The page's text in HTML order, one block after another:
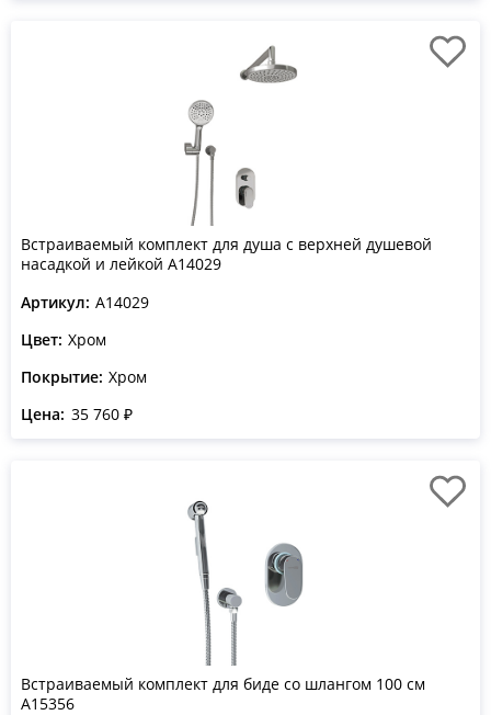
Встраиваемый комплект для душа с верхней душевой
насадкой и лейкой A14029
Артикул: A14029
Цвет: Хром
Покрытие: Хром
Цена: 35 760 ₽
Встраиваемый комплект для биде со шлангом 100 см
A15356